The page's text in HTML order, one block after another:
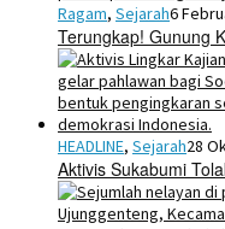
Ragam, Sejarah6
Terungkap! Gunung
HEADLINE, Sejarah28
Aktivis Sukabumi